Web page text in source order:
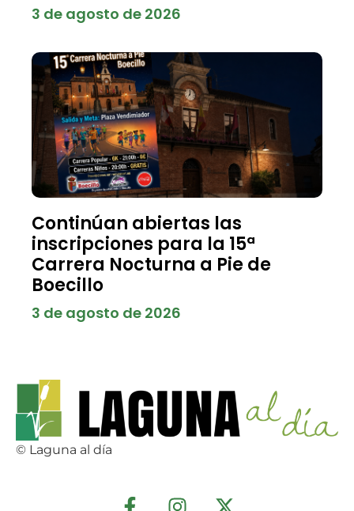
3 de agosto de 2026
Continúan abiertas las
inscripciones para la 15ª
Carrera Nocturna a Pie de
Boecillo
3 de agosto de 2026
© Laguna al día